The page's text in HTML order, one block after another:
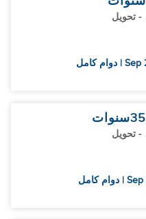
- تحويل
سنوات
- تحويل